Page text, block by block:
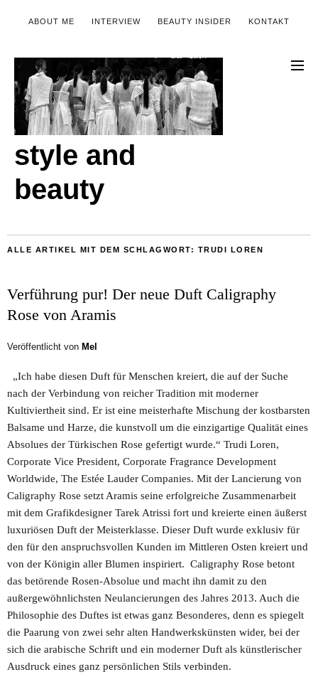
ABOUT ME INTERVIEW BEAUTY INSIDER KONTAKT
style and
beauty
ALLE ARTIKEL MIT DEM SCHLAGWORT: TRUDI LOREN
Verführung pur! Der neue Duft Caligraphy
Rose von Aramis
Veröffentlicht von Mel
„Ich habe diesen Duft für Menschen kreiert, die auf der Suche
nach der Verbindung von reicher Tradition mit moderner
Kultiviertheit sind. Er ist eine meisterhafte Mischung der kostbarsten
Balsame und Harze, die kunstvoll um die einzigartige Qualität eines
Absolues der Türkischen Rose gefertigt wurde.“ Trudi Loren,
Corporate Vice President, Corporate Fragrance Development
Worldwide, The Estée Lauder Companies. Mit der Lancierung von
Caligraphy Rose setzt Aramis seine erfolgreiche Zusammenarbeit
mit dem Grafikdesigner Tarek Atrissi fort und kreierte einen äußerst
luxuriösen Duft der Meisterklasse. Dieser Duft wurde exklusiv für
den für den anspruchsvollen Kunden im Mittleren Osten kreiert und
von der Königin aller Blumen inspiriert. Caligraphy Rose betont
das betörende Rosen-Absolue und macht ihn damit zu den
außergewöhnlichsten Neulancierungen des Jahres 2013. Auch die
Philosophie des Duftes ist etwas ganz Besonderes, denn es spiegelt
die Paarung von zwei sehr alten Handwerkskünsten wider, bei der
sich die arabische Schrift und ein moderner Duft als künstlerischer
Ausdruck eines ganz persönlichen Stils verbinden.